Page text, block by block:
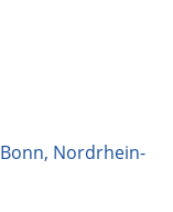
Bonn, Nordrhein-